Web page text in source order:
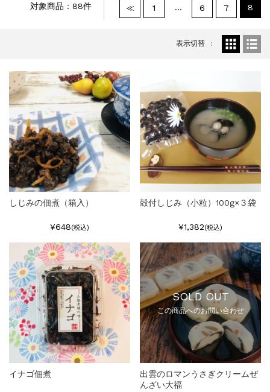
新発売
出雲いちじく玉ゼリー...
カード情報が適切ではありません。「カード...
≪ 1 … 6 7 8
対象商品：88件
表示切替
しじみの佃煮（箱入）
¥648(税込)
殻付しじみ（小粒）100g×３袋
¥1,382(税込)
イナゴ佃煮
SOLD OUT
この商品へのお問い合わせ
出雲のロマンうさぎクリームぜ
んざい大福